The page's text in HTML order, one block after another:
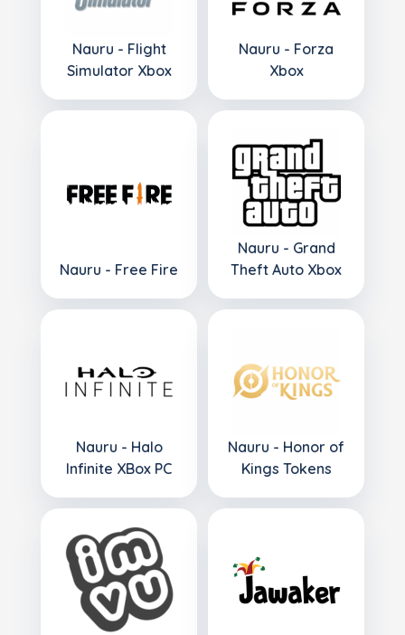
Nauru - Flight
Simulator Xbox
Nauru - Forza
Xbox
Nauru - Free Fire
Nauru - Grand
Theft Auto Xbox
Nauru - Halo
Infinite XBox PC
Nauru - Honor of
Kings Tokens